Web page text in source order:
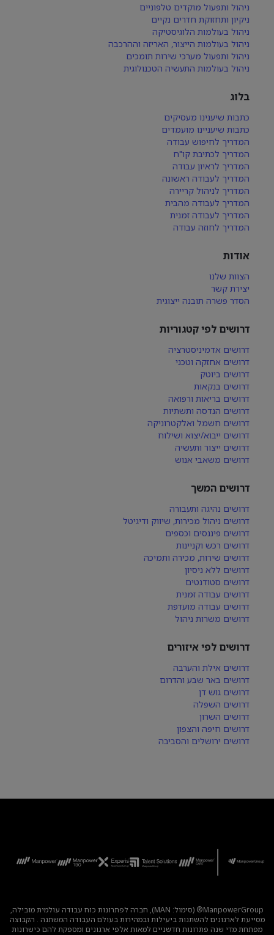
ניהול ותפעול מוקדים טלפוניים
ניקיון ותחזוקת חדרים נקיים
ניהול בעולמות הלוגיסטיקה
ניהול בעולמות הייצור, האריזה וההרכבה
ניהול ותפעול מערכי שירות תומכים
ניהול בעולמות התעשיה הטכנולוגית
בלוג
כתבות שיענינו מעסיקים
כתבות שיעניינו מועמדים
המדריך לחיפוש עבודה
המדריך לכתיבת קו"ח
המדריך לראיון עבודה
המדריך לעבודה ראשונה
המדריך לניהול קריירה
המדריך לעבודה מהבית
המדריך לעבודה זמנית
המדריך לחוזה עבודה
אודות
הצוות שלנו
יצירת קשר
הסדר פשרה תובנה ייצוגית
דרושים לפי קטגוריות
דרושים אדמיניסטרציה
דרושים אחזקה וטכני
דרושים ביוטק
דרושים בנקאות
דרושים בריאות ורפואה
דרושים הנדסה ותשתיות
דרושים חשמל ואלקטרוניקה
דרושים ייבוא/יצוא ושילוח
דרושים ייצור ותעשיה
דרושים משאבי אנוש
דרושים המשך
דרושים נהיגה ותעבורה
דרושים ניהול מכירות, שיווק ודיגיטל
דרושים פיננסים וכספים
דרושים רכש וקניינות
דרושים שירות, מכירה ותמיכה
דרושים ללא ניסיון
דרושים סטודנטים
דרושים עבודה זמנית
דרושים עבודה מועדפת
דרושים משרות ניהול
דרושים לפי איזורים
דרושים אילת והערבה
דרושים באר שבע והדרום
דרושים גוש דן
דרושים השפלה
דרושים השרון
דרושים חיפה והצפון
דרושים ירושלים והסביבה
ManpowerGroup® (סימול: MAN), חברה לפתרונות כוח עבודה עולמית מובילה,
מסייעת לארגונים להשתנות ביעילות ובמהירות בעולם העבודה המשתנה . הקבוצה
מפתחת מדי שנה פתרונות חדשניים למאות אלפי ארגונים ומספקת להם כישרונות